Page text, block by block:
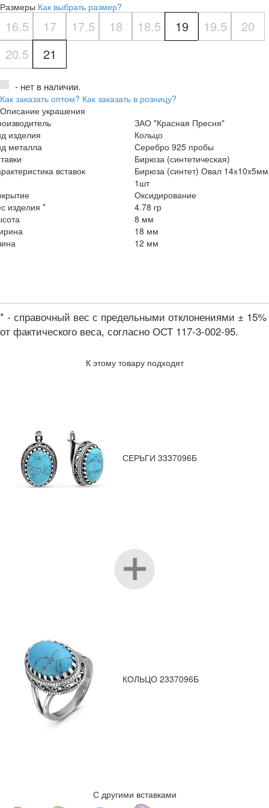
Размеры Как выбрать размер?
16.5 17 17.5 18 18.5 19 19.5
20
20.5
21
- нет в наличии.
Как заказать оптом? Как заказать в розницу?
Описание украшения
ЗАО "Красная Пресня"
изделия
Кольцо
металла
Серебро 925 пробы
Бирюза (синтетическая)
вставок
Бирюза (синтет) Овал 14х10х5мм
1шт
Оксидирование
изделия *
4.78 гр
8 мм
18 мм
12 мм
* - справочный вес с предельными отклонениями ± 15%
от фактического веса, согласно ОСТ 117-3-002-95.
К этому товару подходят
СЕРЬГИ 3337096Б
КОЛЬЦО 2337096Б
С другими вставками